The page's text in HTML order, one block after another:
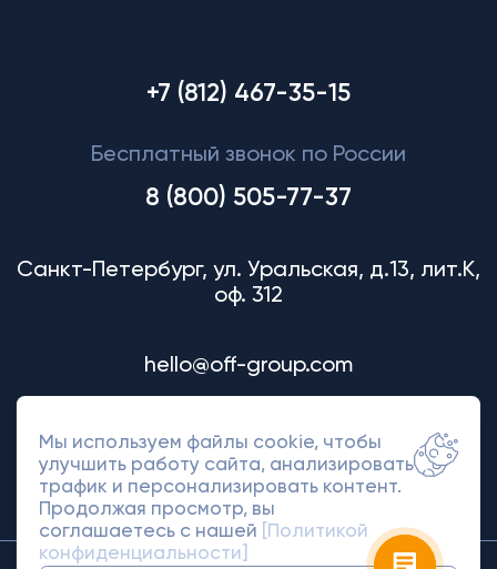
+7 (812) 467-35-15
Бесплатный звонок по России
8 (800) 505-77-37
Санкт-Петербург, ул. Уральская, д.13, лит.К,
оф. 312
hello@off-group.com
Мы используем файлы cookie, чтобы
улучшить работу сайта, анализировать
трафик и персонализировать контент.
Продолжая просмотр, вы
соглашаетесь с нашей
[Политикой
конфиденциальности]